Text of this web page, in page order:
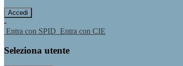
-
Entra con SPID Entra con CIE
Seleziona utente